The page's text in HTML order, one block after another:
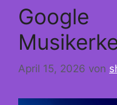
Google
April 15, 2026 von